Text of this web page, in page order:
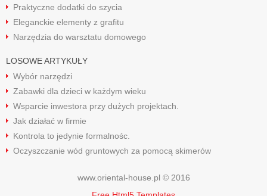
Praktyczne dodatki do szycia
Eleganckie elementy z grafitu
Narzędzia do warsztatu domowego
LOSOWE ARTYKUŁY
Wybór narzędzi
Zabawki dla dzieci w każdym wieku
Wsparcie inwestora przy dużych projektach.
Jak działać w firmie
Kontrola to jedynie formalnośc.
Oczyszczanie wód gruntowych za pomocą skimerów
www.oriental-house.pl © 2016